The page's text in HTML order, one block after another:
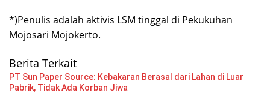
*)Penulis adalah aktivis LSM tinggal di Pekukuhan
Mojosari Mojokerto.
Berita Terkait
PT Sun Paper Source: Kebakaran Berasal dari Lahan di Luar
Pabrik, Tidak Ada Korban Jiwa